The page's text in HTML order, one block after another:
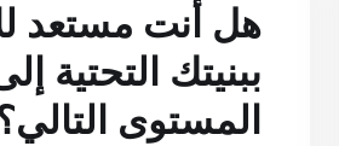
هل أنت مستعد
ببنيتك التحتية
المستوى